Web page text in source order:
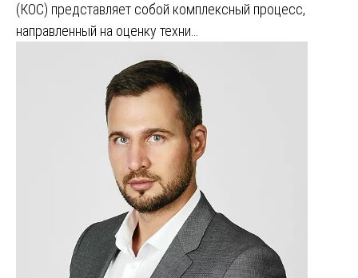
(КОС) представляет собой комплексный процесс,
направленный на оценку техни…